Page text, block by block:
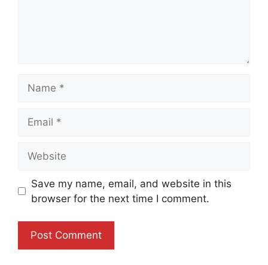
Save my name, email, and website in this
browser for the next time I comment.